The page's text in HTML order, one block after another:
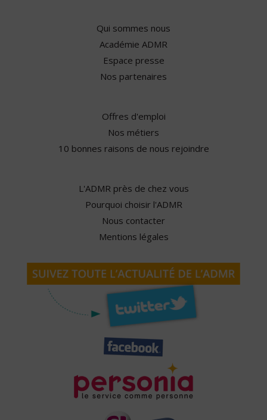
Qui sommes nous
Académie ADMR
Espace presse
Nos partenaires
Offres d'emploi
Nos métiers
10 bonnes raisons de nous rejoindre
L'ADMR près de chez vous
Pourquoi choisir l'ADMR
Nous contacter
Mentions légales